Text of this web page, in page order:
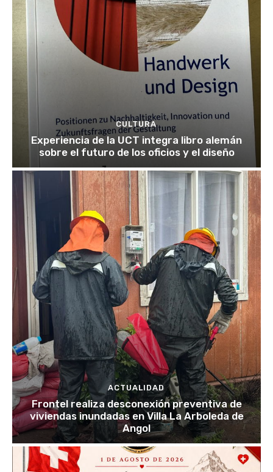
CULTURA
Experiencia de la UCT integra libro alemán
sobre el futuro de los oficios y el diseño
ACTUALIDAD
Frontel realiza desconexión preventiva de
viviendas inundadas en Villa La Arboleda de
Angol